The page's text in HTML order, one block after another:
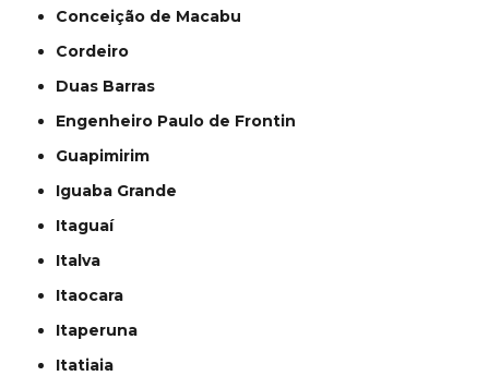
Conceição de Macabu
Cordeiro
Duas Barras
Engenheiro Paulo de Frontin
Guapimirim
Iguaba Grande
Itaguaí
Italva
Itaocara
Itaperuna
Itatiaia